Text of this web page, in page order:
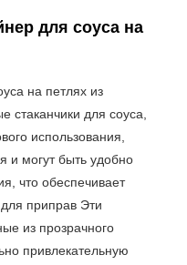
для соуса на
на петлях из
стаканчики для соуса,
использования,
и могут быть удобно
что обеспечивает
приправ Эти
из прозрачного
привлекательную